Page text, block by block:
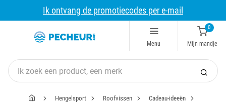
Ik ontvang de promotiecodes per e-mail
Menu
0
Mijn mandje
Hengelsport Roofvissen
Cadeau-ideeën